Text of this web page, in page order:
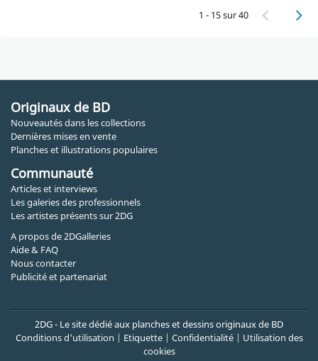
1 - 15 sur 40
Originaux de BD
Nouveautés dans les collections
Dernières mises en vente
Planches et illustrations populaires
Communauté
Articles et interviews
Les galeries des professionnels
Les artistes présents sur 2DG
A propos de 2DGalleries
Aide & FAQ
Nous contacter
Publicité et partenariat
2DG - Le site dédié aux planches et dessins originaux de BD
Conditions d'utilisation | Etiquette| Confidentialité| Utilisation des
cookies